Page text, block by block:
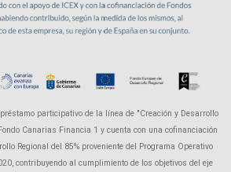
participativo de la línea de "Creación y Desarrollo
Canarias Financia 1 y cuenta con una cofinanciación
Regional del 85% proveniente del Programa Operativo
contribuyendo al cumplimiento de los objetivos del eje